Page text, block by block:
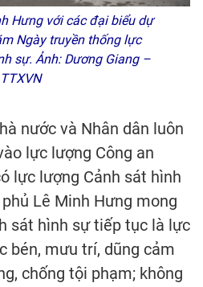
Hưng với các đại biểu dự
Ngày truyền thống lực
sự. Ảnh: Dương Giang –
TTXVN
nước và Nhân dân luôn
lực lượng Công an
lực lượng Cảnh sát hình
Lê Minh Hưng mong
sát hình sự tiếp tục là lực
bén, mưu trí, dũng cảm
chống tội phạm; không